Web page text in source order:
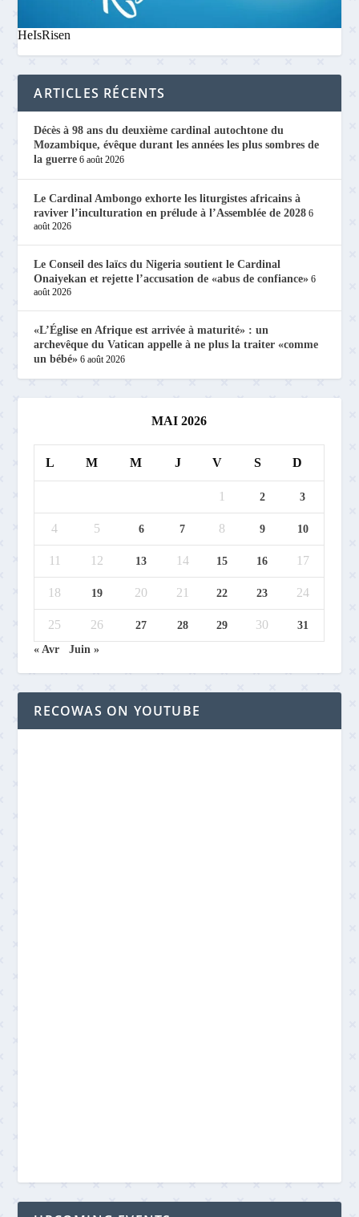
HeIsRisen
ARTICLES RÉCENTS
Décès à 98 ans du deuxième cardinal autochtone du
Mozambique, évêque durant les années les plus sombres de
la guerre 6 août 2026
Le Cardinal Ambongo exhorte les liturgistes africains à
raviver l’inculturation en prélude à l’Assemblée de 2028 6
août 2026
Le Conseil des laïcs du Nigeria soutient le Cardinal
Onaiyekan et rejette l’accusation de «abus de confiance» 6
août 2026
«L’Église en Afrique est arrivée à maturité» : un
archevêque du Vatican appelle à ne plus la traiter «comme
un bébé» 6 août 2026
MAI 2026
L M M J V S D
1 2 3
4 5 6 7 8 9 10
11 12 13 14 15 16 17
18 19 20 21 22 23 24
25 26 27 28 29 30
31
« Avr
Juin »
RECOWAS ON YOUTUBE